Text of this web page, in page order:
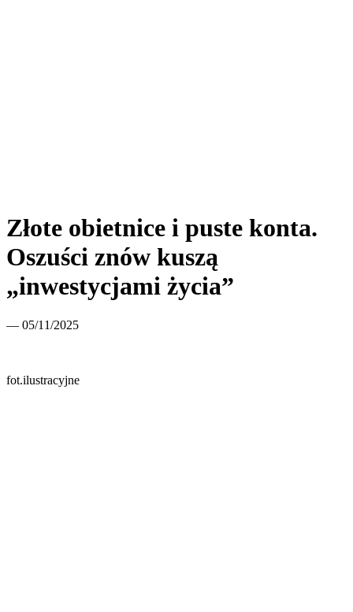
Złote obietnice i puste konta.
Oszuści znów kuszą
„inwestycjami życia”
— 05/11/2025
fot.ilustracyjne